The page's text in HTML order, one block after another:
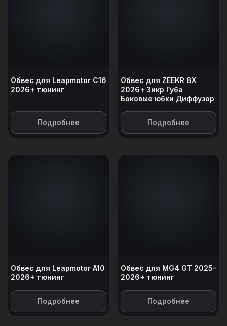
Обвес для Leapmotor C16
2026+ тюнинг
Подробнее
Обвес для ZEEKR 8X
2026+ Зикр Губа
Боковые юбки Диффузор
Подробнее
Обвес для Leapmotor A10
2026+ тюнинг
Подробнее
Обвес для MG4 GT 2025-
2026+ тюнинг
Подробнее